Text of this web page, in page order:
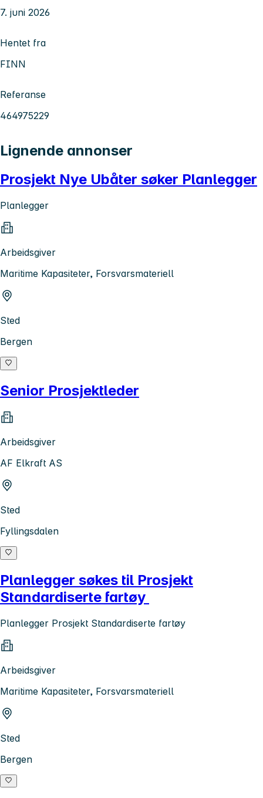
7. juni 2026
Hentet fra
FINN
Referanse
464975229
Lignende annonser
Prosjekt Nye Ubåter søker Planlegger
Planlegger
Arbeidsgiver
Maritime Kapasiteter, Forsvarsmateriell
Sted
Bergen
Senior Prosjektleder
Arbeidsgiver
AF Elkraft AS
Sted
Fyllingsdalen
Planlegger søkes til Prosjekt
Standardiserte fartøy
Planlegger Prosjekt Standardiserte fartøy
Arbeidsgiver
Maritime Kapasiteter, Forsvarsmateriell
Sted
Bergen